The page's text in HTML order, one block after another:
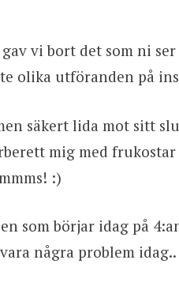
vi bort det som ni
olika utföranden på
säkert lida mot sitt
mig med
:)
som börjar idag på
några problem